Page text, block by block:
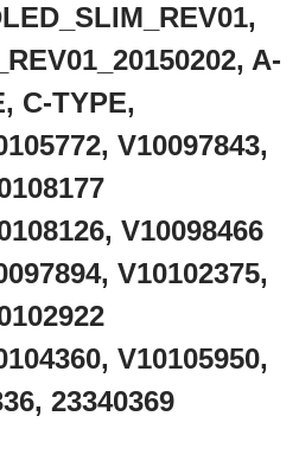
A-
C-TYPE,
V10097843,
V10098466
V10102375,
V10105950,
23340369